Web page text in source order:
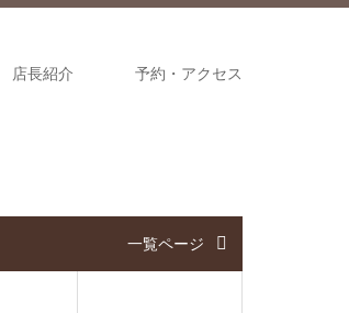
店長紹介 予約・アクセス
一覧ページ